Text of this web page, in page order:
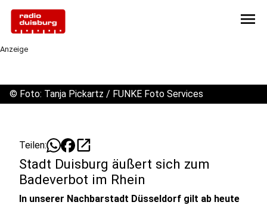
menu
Anzeige
© Foto: Tanja Pickartz / FUNKE Foto Services
Teilen: open_in_new
Stadt Duisburg äußert sich zum
Badeverbot im Rhein
In unserer Nachbarstadt Düsseldorf gilt ab heute